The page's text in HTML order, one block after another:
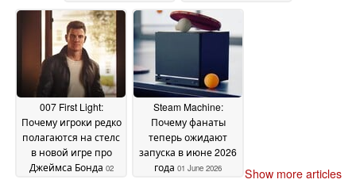
007 First Light:
Почему игроки редко
полагаются на стелс
в новой игре про
Джеймса Бонда 02
Steam Machine:
Почему фанаты
теперь ожидают
запуска в июне 2026
года 01 June 2026 Show more articles